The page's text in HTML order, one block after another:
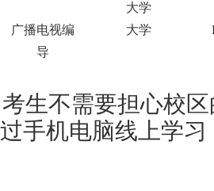
大学
广播电视编
导
大学
生不需要担心校
手机电脑线上学